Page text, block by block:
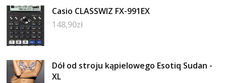
Casio CLASSWIZ FX-991EX
148,90zł
Dół od stroju kąpielowego Esotiq Sudan -
XL